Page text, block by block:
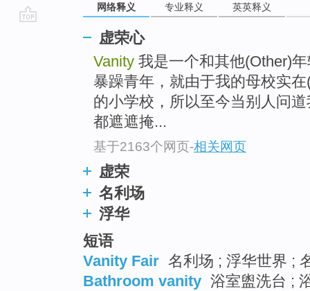
网络释义 专业释义 英英释义
虚荣心
Vanity 我是一个和其他(Other)
暴躁青年，就由于我的母校实
的小学校，所以至今当别人问
都遮遮掩...
基于2163个网页-相关网页
虚荣
名利场
浮华
短语
Vanity Fair 名利场 ; 浮华世界 ;
Bathroom vanity 浴室盥洗台 ;